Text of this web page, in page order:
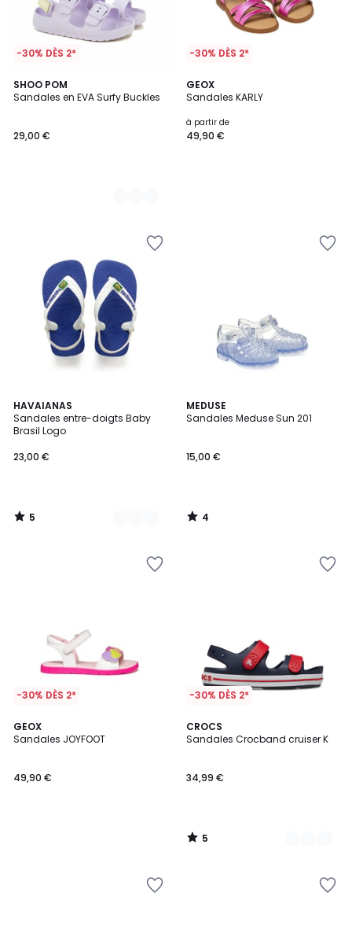
-30% DÈS 2*
SHOO POM
Sandales en EVA Surfy Buckles
29,00 €
2
Couleurs
-30% DÈS 2*
GEOX
Sandales KARLY
à partir de
49,90 €
HAVAIANAS
Sandales entre-doigts Baby
Brasil Logo
23,00 €
5
/
5
2
Couleurs
5
/
MEDUSE
Sandales Meduse Sun 201
15,00 €
4
/
4
/
-30% DÈS 2*
GEOX
Sandales JOYFOOT
49,90 €
-30% DÈS 2*
CROCS
Sandales Crocband cruiser K
34,99 €
5
/
2
Couleurs
5
/